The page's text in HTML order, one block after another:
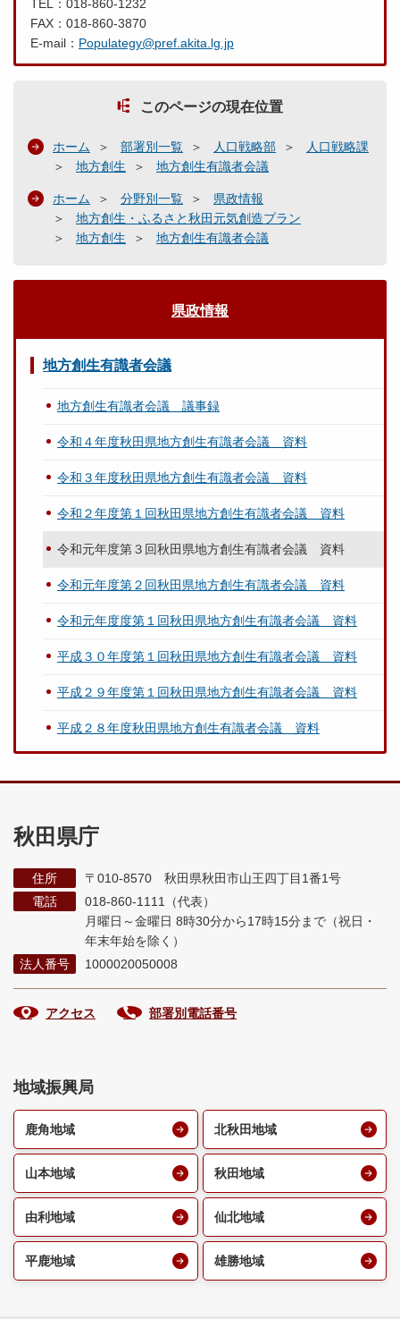
TEL：018-860-1232
FAX：018-860-3870
E-mail： Populategy@pref.akita.lg.jp
このページの現在位置
ホーム 部署別一覧 人口戦略部
人口戦略課
地方創生
地方創生有識者会議
ホーム 分野別一覧
県政情報
地方創生・ふるさと秋田元気創造プラン
地方創生
地方創生有識者会議
県政情報
地方創生有識者会議
地方創生有識者会議 議事録
令和４年度秋田県地方創生有識者会議 資料
令和３年度秋田県地方創生有識者会議 資料
令和２年度第１回秋田県地方創生有識者会議 資料
令和元年度第３回秋田県地方創生有識者会議 資料
令和元年度第２回秋田県地方創生有識者会議 資料
令和元年度度第１回秋田県地方創生有識者会議 資料
平成３０年度第１回秋田県地方創生有識者会議 資料
平成２９年度第１回秋田県地方創生有識者会議 資料
平成２８年度秋田県地方創生有識者会議 資料
秋田県庁
住所
〒010-8570 秋田県秋田市山王四丁目1番1号
電話
018-860-1111（代表）
月曜日～金曜日 8時30分から17時15分まで （祝日・
年末年始を除く）
法人番号
1000020050008
アクセス 部署別電話番号
地域振興局
鹿角地域 北秋田地域
山本地域 秋田地域
由利地域 仙北地域
平鹿地域 雄勝地域